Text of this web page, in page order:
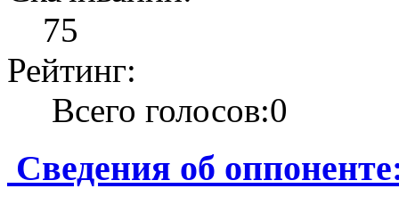
75
Рейтинг:
Всего голосов:0
Сведения об